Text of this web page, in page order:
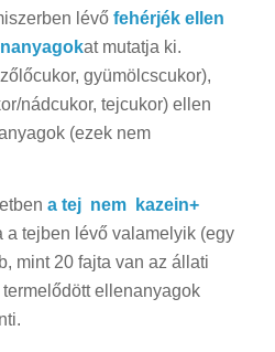
lévő fehérjék ellen
at mutatja ki.
gyümölcscukor),
nádcukor, tejcukor) ellen
(ezek nem
a tej nem kazein+
a tejben lévő valamelyik (egy
mint 20 fajta van az állati
ellenanyagok